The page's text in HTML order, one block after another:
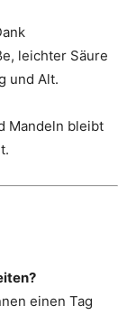
leichter Säure
und Alt.
Mandeln bleibt
einen Tag